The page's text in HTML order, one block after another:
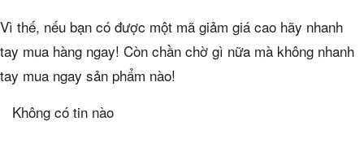
Vì thế, nếu bạn có được một mã giảm giá cao hãy nhanh
tay mua hàng ngay! Còn chần chờ gì nữa mà không nhanh
tay mua ngay sản phẩm nào!
Không có tin nào